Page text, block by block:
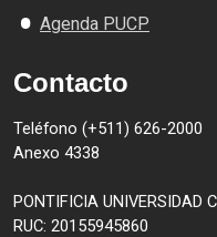
Agenda PUCP
Contacto
Teléfono (+511) 626-2000
Anexo 4338
PONTIFICIA UNIVERSIDAD
RUC: 20155945860